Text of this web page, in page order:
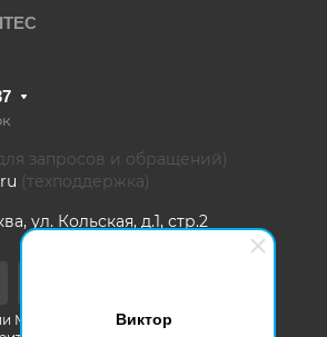
Виктор
запросов и обращений)
(техподдержка)
ул. Кольская, д.1, стр.2
Meta, признанной экстремистской и